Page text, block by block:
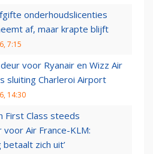
onderhoudslicenties
af, maar krapte blijft
7:15
voor Ryanair en Wizz Air
sluiting Charleroi Airport
14:30
First Class steeds
Air France-KLM:
betaalt zich uit’